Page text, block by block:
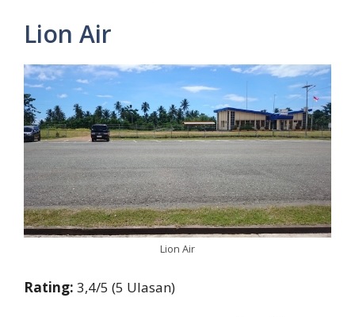
Lion Air
Lion Air
Rating: 3,4/5 (5 Ulasan)